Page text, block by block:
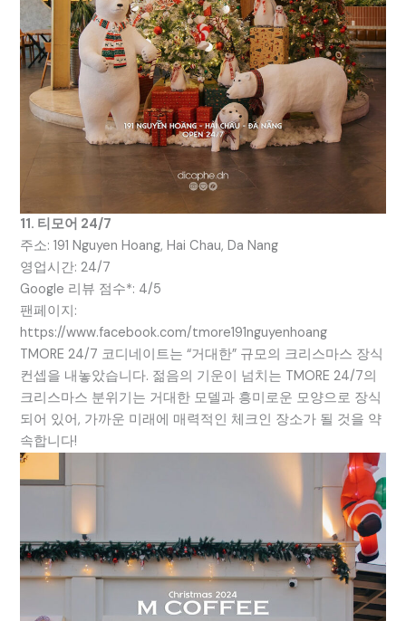
11. 티모어 24/7
주소: 191 Nguyen Hoang, Hai Chau, Da Nang
영업시간: 24/7
Google 리뷰 점수*: 4/5
팬페이지:
https://www.facebook.com/tmore191nguyenhoang
TMORE 24/7 코디네이트는 “거대한” 규모의 크리스마스 장식
컨셉을 내놓았습니다. 젊음의 기운이 넘치는 TMORE 24/7의
크리스마스 분위기는 거대한 모델과 흥미로운 모양으로 장식
되어 있어, 가까운 미래에 매력적인 체크인 장소가 될 것을 약
속합니다!